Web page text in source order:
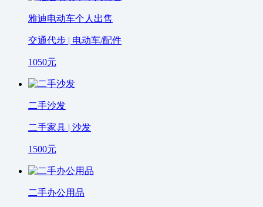
雅迪电动车个人出售
交通代步 | 电动车/配件
1050元
二手沙发
二手家具 | 沙发
1500元
二手办公用品